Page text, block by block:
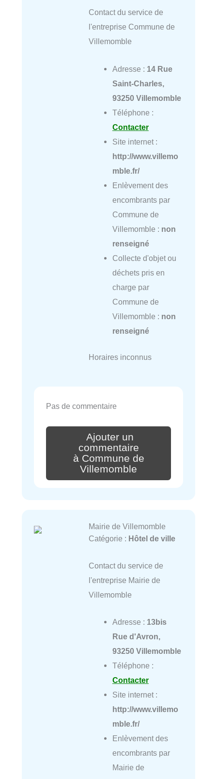
Contact du service de
l'entreprise Commune de
Villemomble
Adresse : 14 Rue
Saint-Charles,
93250 Villemomble
Téléphone :
Contacter
Site internet :
http://www.villemo
mble.fr/
Enlèvement des
encombrants par
Commune de
Villemomble : non
renseigné
Collecte d'objet ou
déchets pris en
charge par
Commune de
Villemomble : non
renseigné
Horaires inconnus
Pas de commentaire
Ajouter un
commentaire
à Commune de
Villemomble
Mairie de Villemomble
Catégorie : Hôtel de ville
Contact du service de
l'entreprise Mairie de
Villemomble
Adresse : 13bis
Rue d'Avron,
93250 Villemomble
Téléphone :
Contacter
Site internet :
http://www.villemo
mble.fr/
Enlèvement des
encombrants par
Mairie de